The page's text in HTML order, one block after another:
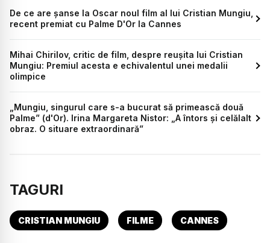
De ce are șanse la Oscar noul film al lui Cristian Mungiu,
recent premiat cu Palme D'Or la Cannes
Mihai Chirilov, critic de film, despre reușita lui Cristian
Mungiu: Premiul acesta e echivalentul unei medalii
olimpice
„Mungiu, singurul care s-a bucurat să primească două
Palme” (d'Or). Irina Margareta Nistor: „A întors și celălalt
obraz. O situare extraordinară”
TAGURI
CRISTIAN MUNGIU FILME CANNES